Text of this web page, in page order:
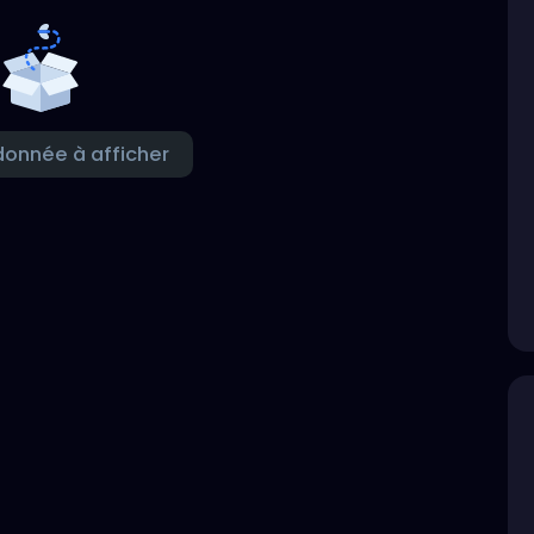
à afficher